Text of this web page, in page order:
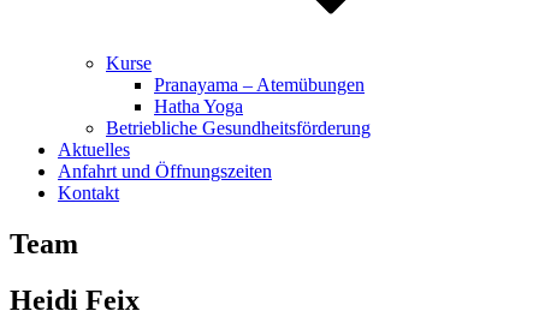
Kurse
Pranayama – Atemübungen
Hatha Yoga
Betriebliche Gesundheitsförderung
Aktuelles
Anfahrt und Öffnungszeiten
Kontakt
Team
Heidi Feix